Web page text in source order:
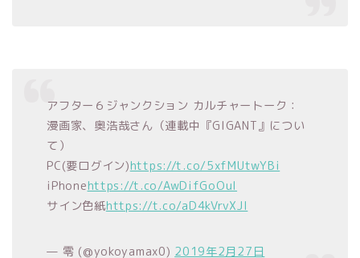
アフター６ジャンクション カルチャートーク：
漫画家、奥浩哉さん（連載中『GIGANT』につい
て）
PC(要ログイン)https://t.co/5xfMUtwYBi
iPhonehttps://t.co/AwDifGoOul
サイン色紙https://t.co/aD4kVrvXJI
— 零 (@yokoyamax0) 2019年2月27日